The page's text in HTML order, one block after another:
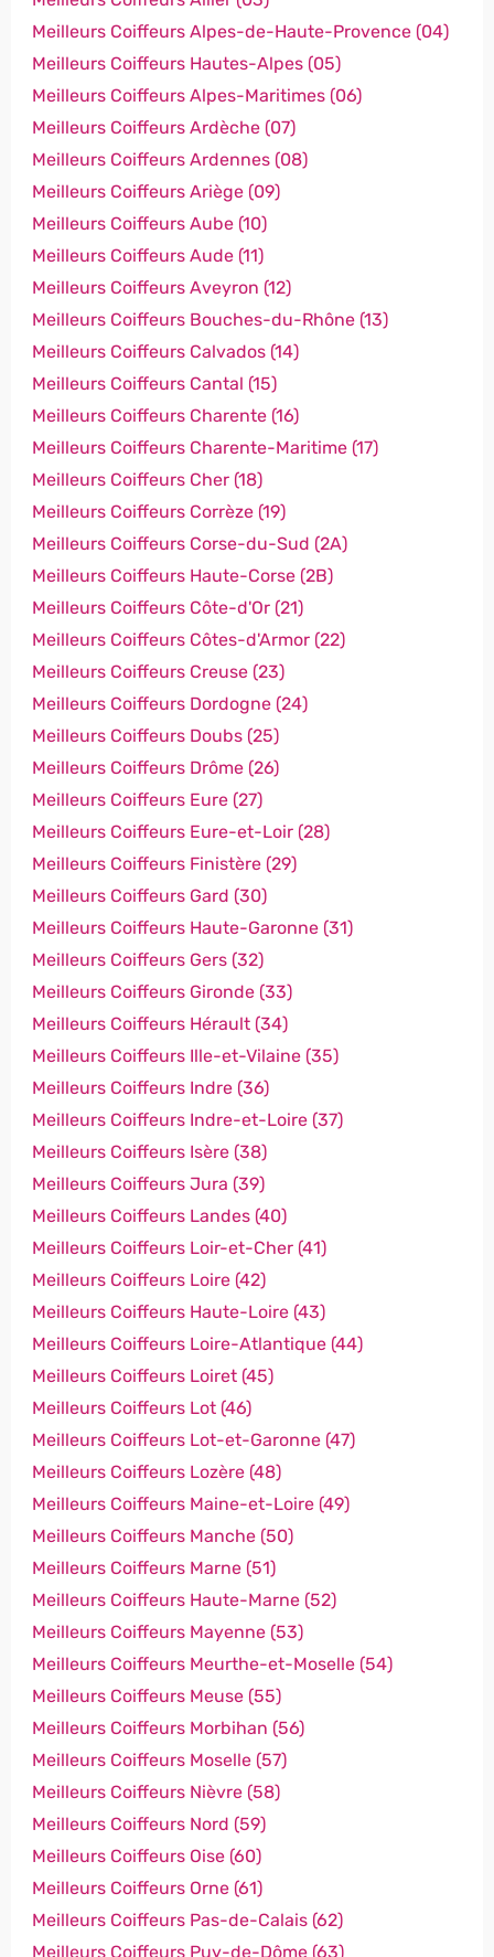
Meilleurs Coiffeurs Alpes-de-Haute-Provence (04)
Meilleurs Coiffeurs Hautes-Alpes (05)
Meilleurs Coiffeurs Alpes-Maritimes (06)
Meilleurs Coiffeurs Ardèche (07)
Meilleurs Coiffeurs Ardennes (08)
Meilleurs Coiffeurs Ariège (09)
Meilleurs Coiffeurs Aube (10)
Meilleurs Coiffeurs Aude (11)
Meilleurs Coiffeurs Aveyron (12)
Meilleurs Coiffeurs Bouches-du-Rhône (13)
Meilleurs Coiffeurs Calvados (14)
Meilleurs Coiffeurs Cantal (15)
Meilleurs Coiffeurs Charente (16)
Meilleurs Coiffeurs Charente-Maritime (17)
Meilleurs Coiffeurs Cher (18)
Meilleurs Coiffeurs Corrèze (19)
Meilleurs Coiffeurs Corse-du-Sud (2A)
Meilleurs Coiffeurs Haute-Corse (2B)
Meilleurs Coiffeurs Côte-d'Or (21)
Meilleurs Coiffeurs Côtes-d'Armor (22)
Meilleurs Coiffeurs Creuse (23)
Meilleurs Coiffeurs Dordogne (24)
Meilleurs Coiffeurs Doubs (25)
Meilleurs Coiffeurs Drôme (26)
Meilleurs Coiffeurs Eure (27)
Meilleurs Coiffeurs Eure-et-Loir (28)
Meilleurs Coiffeurs Finistère (29)
Meilleurs Coiffeurs Gard (30)
Meilleurs Coiffeurs Haute-Garonne (31)
Meilleurs Coiffeurs Gers (32)
Meilleurs Coiffeurs Gironde (33)
Meilleurs Coiffeurs Hérault (34)
Meilleurs Coiffeurs Ille-et-Vilaine (35)
Meilleurs Coiffeurs Indre (36)
Meilleurs Coiffeurs Indre-et-Loire (37)
Meilleurs Coiffeurs Isère (38)
Meilleurs Coiffeurs Jura (39)
Meilleurs Coiffeurs Landes (40)
Meilleurs Coiffeurs Loir-et-Cher (41)
Meilleurs Coiffeurs Loire (42)
Meilleurs Coiffeurs Haute-Loire (43)
Meilleurs Coiffeurs Loire-Atlantique (44)
Meilleurs Coiffeurs Loiret (45)
Meilleurs Coiffeurs Lot (46)
Meilleurs Coiffeurs Lot-et-Garonne (47)
Meilleurs Coiffeurs Lozère (48)
Meilleurs Coiffeurs Maine-et-Loire (49)
Meilleurs Coiffeurs Manche (50)
Meilleurs Coiffeurs Marne (51)
Meilleurs Coiffeurs Haute-Marne (52)
Meilleurs Coiffeurs Mayenne (53)
Meilleurs Coiffeurs Meurthe-et-Moselle (54)
Meilleurs Coiffeurs Meuse (55)
Meilleurs Coiffeurs Morbihan (56)
Meilleurs Coiffeurs Moselle (57)
Meilleurs Coiffeurs Nièvre (58)
Meilleurs Coiffeurs Nord (59)
Meilleurs Coiffeurs Oise (60)
Meilleurs Coiffeurs Orne (61)
Meilleurs Coiffeurs Pas-de-Calais (62)
Meilleurs Coiffeurs Puy-de-Dôme (63)